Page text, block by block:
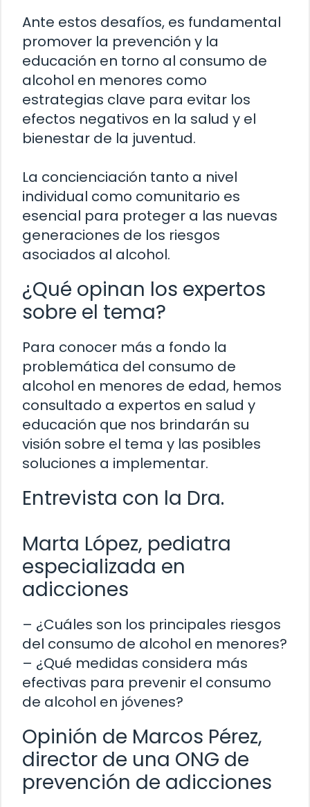
Ante estos desafíos, es fundamental
promover la prevención y la
educación en torno al consumo de
alcohol en menores como
estrategias clave para evitar los
efectos negativos en la salud y el
bienestar de la juventud.
La concienciación tanto a nivel
individual como comunitario es
esencial para proteger a las nuevas
generaciones de los riesgos
asociados al alcohol.
¿Qué opinan los expertos
sobre el tema?
Para conocer más a fondo la
problemática del consumo de
alcohol en menores de edad, hemos
consultado a expertos en salud y
educación que nos brindarán su
visión sobre el tema y las posibles
soluciones a implementar.
Entrevista con la Dra.
Marta López, pediatra
especializada en
adicciones
– ¿Cuáles son los principales riesgos
del consumo de alcohol en menores?
– ¿Qué medidas considera más
efectivas para prevenir el consumo
de alcohol en jóvenes?
Opinión de Marcos Pérez,
director de una ONG de
prevención de adicciones